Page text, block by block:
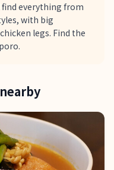
find everything from
with big
legs. Find the